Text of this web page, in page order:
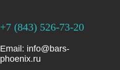
+7 (843) 526-73-20
Email: info@bars-
phoenix.ru